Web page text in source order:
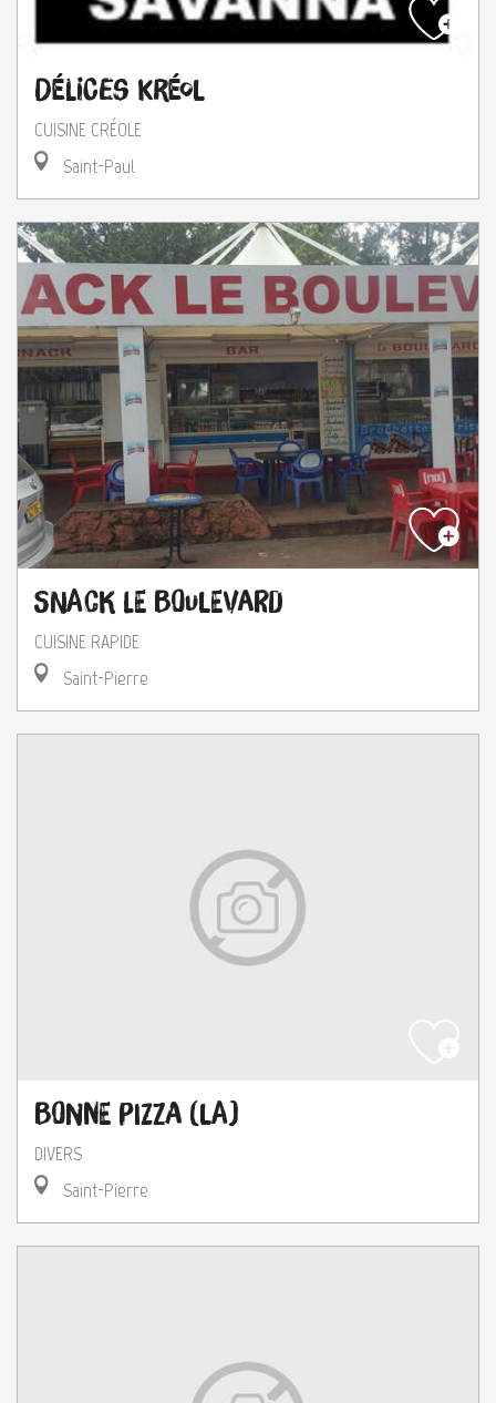
Délices Kréol
CUISINE CRÉOLE
Saint-Paul
Snack Le Boulevard
CUISINE RAPIDE
Saint-Pierre
Bonne Pizza (La)
DIVERS
Saint-Pierre